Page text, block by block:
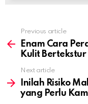
more
Previous article
Enam Cara
Kulit Bertekstur
Next article
Inilah Risiko
yang Perlu